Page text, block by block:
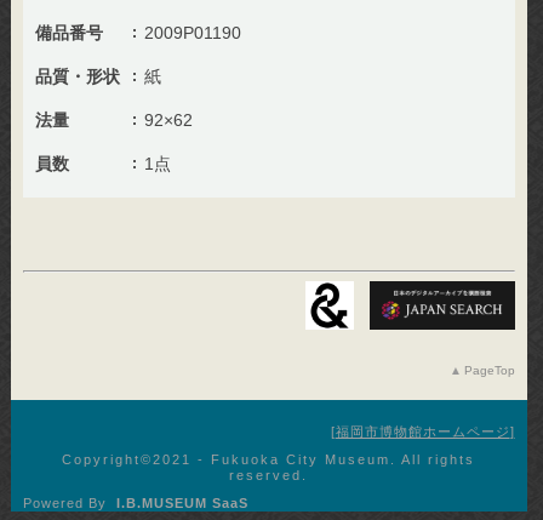
備品番号 2009P01190
品質・形状 紙
法量 92×62
員数 1点
PageTop
福岡市博物館ホームページ
Copyright©︎2021 - Fukuoka City Museum. All rights
reserved.
Powered By
I.B.MUSEUM SaaS